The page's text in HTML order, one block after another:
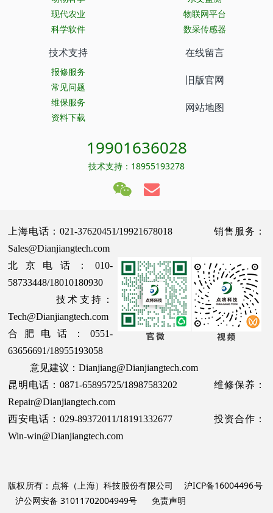
现代农业
科学软件
物联网平台
数采传感器
技术支持
报修服务
常见问题
维保服务
资料下载
在线留言
旧版官网
网站地图
19901636028
技术支持：18955193278
上海电话：021-37620451/19921678018 销售服务：
Sales@Dianjiangtech.com
北京电话：010-
58733448/18010180930
技术支持：
Tech@Dianjiangtech.com
合肥电话：0551-
63656691/18955193058
意见建议：Dianjiang@Dianjiangtech.com
昆明电话：0871-65895725/18987583202 维修保养：
Repair@Dianjiangtech.com
西安电话：029-89372011/18191332677 投资合作：
Win-win@Dianjiangtech.com
版权所有：点将（上海）科技股份有限公司 沪ICP备16004496号
沪公网安备 31011702004949号
免责声明